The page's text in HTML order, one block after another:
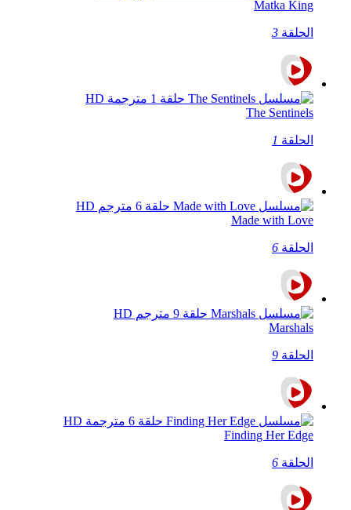
Matka King
الحلقة 3
The Sentinels
الحلقة 1
Made with Love
الحلقة 6
Marshals
الحلقة 9
Finding Her Edge
الحلقة 6